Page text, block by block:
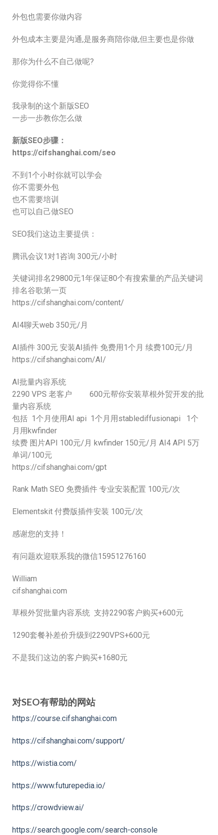
外包也需要你做内容
外包成本主要是沟通,是服务商陪你做,但主要也是你做
那你为什么不自己做呢?
你觉得你不懂
我录制的这个新版SEO
一步一步教你怎么做
新版SEO步骤：
https://cifshanghai.com/seo
不到1个小时你就可以学会
你不需要外包
也不需要培训
也可以自己做SEO
SEO我们这边主要提供：
腾讯会议1对1咨询 300元/小时
关键词排名29800元1年保证80个有搜索量的产品关键词
排名谷歌第一页
https://cifshanghai.com/content/
AI4聊天web 350元/月
AI插件 300元 安装AI插件 免费用1个月 续费100元/月
https://cifshanghai.com/AI/
AI批量内容系统
2290 VPS 老客户 600元帮你安装草根外贸开发的批
量内容系统
包括 1个月使用AI api 1个月用stablediffusionapi 1个
月用kwfinder
续费 图片API 100元/月 kwfinder 150元/月 AI4 API 5万
单词/100元
https://cifshanghai.com/gpt
Rank Math SEO 免费插件 专业安装配置 100元/次
Elementskit 付费版插件安装 100元/次
感谢您的支持！
有问题欢迎联系我的微信15951276160
William
cifshanghai.com
草根外贸批量内容系统 支持2290客户购买+600元
1290套餐补差价升级到2290VPS+600元
不是我们这边的客户购买+1680元
对SEO有帮助的网站
https://course.cifshanghai.com
https://cifshanghai.com/support/
https://wistia.com/
https://www.futurepedia.io/
https://crowdview.ai/
https://search.google.com/search-console